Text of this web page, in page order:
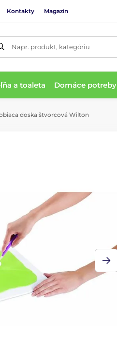
Kontakty Magazín
Napr. produkt, kategóriu
a toaleta Domáce potreby
doska štvorcová Wilton